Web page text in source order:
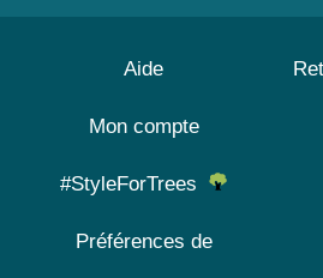
Aide
Mon compte
#StyleForTrees
Préférences de